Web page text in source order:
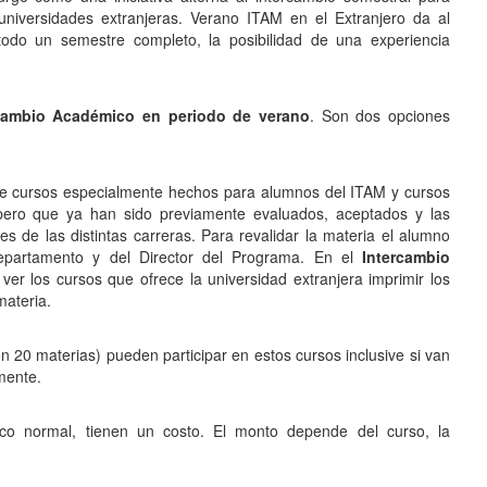
extranjeras. Verano ITAM en el Extranjero da al
un semestre completo, la posibilidad de una experiencia
Académico en periodo de verano. Son dos opciones
cursos especialmente hechos para alumnos del ITAM y cursos
que ya han sido previamente evaluados, aceptados y las
de las distintas carreras. Para revalidar la materia el alumno
y del Director del Programa. En el Intercambio
los cursos que ofrece la universidad extranjera imprimir los
20 materias) pueden participar en estos cursos inclusive si van
normal, tienen un costo. El monto depende del curso, la